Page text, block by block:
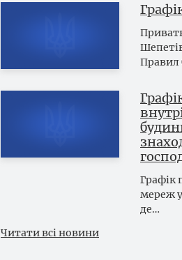
Правил
Графік
мереж
де…
Читати всі новини